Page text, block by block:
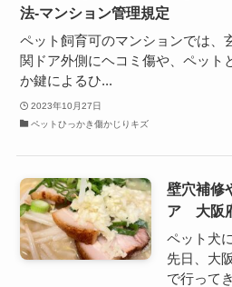
法-マンション管理規定
ペット飼育可のマンションでは、
関ドア外側にヘコミ傷や、ペット
か鍵によるひ...
2023年10月27日
ペットひっかき傷かじりキズ
壁穴補修
ア 大阪
ペット犬
先日、大
で行って